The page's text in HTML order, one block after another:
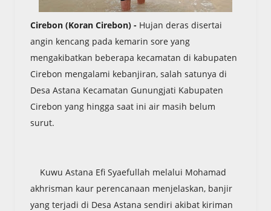
Cirebon (Koran Cirebon) - Hujan deras disertai
angin kencang pada kemarin sore yang
mengakibatkan beberapa kecamatan di kabupaten
Cirebon mengalami kebanjiran, salah satunya di
Desa Astana Kecamatan Gunungjati Kabupaten
Cirebon yang hingga saat ini air masih belum
surut.
Kuwu Astana Efi Syaefullah melalui Mohamad
akhrisman kaur perencanaan menjelaskan, banjir
yang terjadi di Desa Astana sendiri akibat kiriman